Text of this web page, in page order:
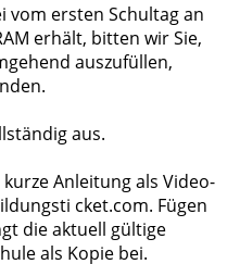
vom ersten Schultag an
erhält, bitten wir Sie,
auszufüllen,
aus.
Anleitung als Video-
cket.com. Fügen
die aktuell gültige
als Kopie bei.